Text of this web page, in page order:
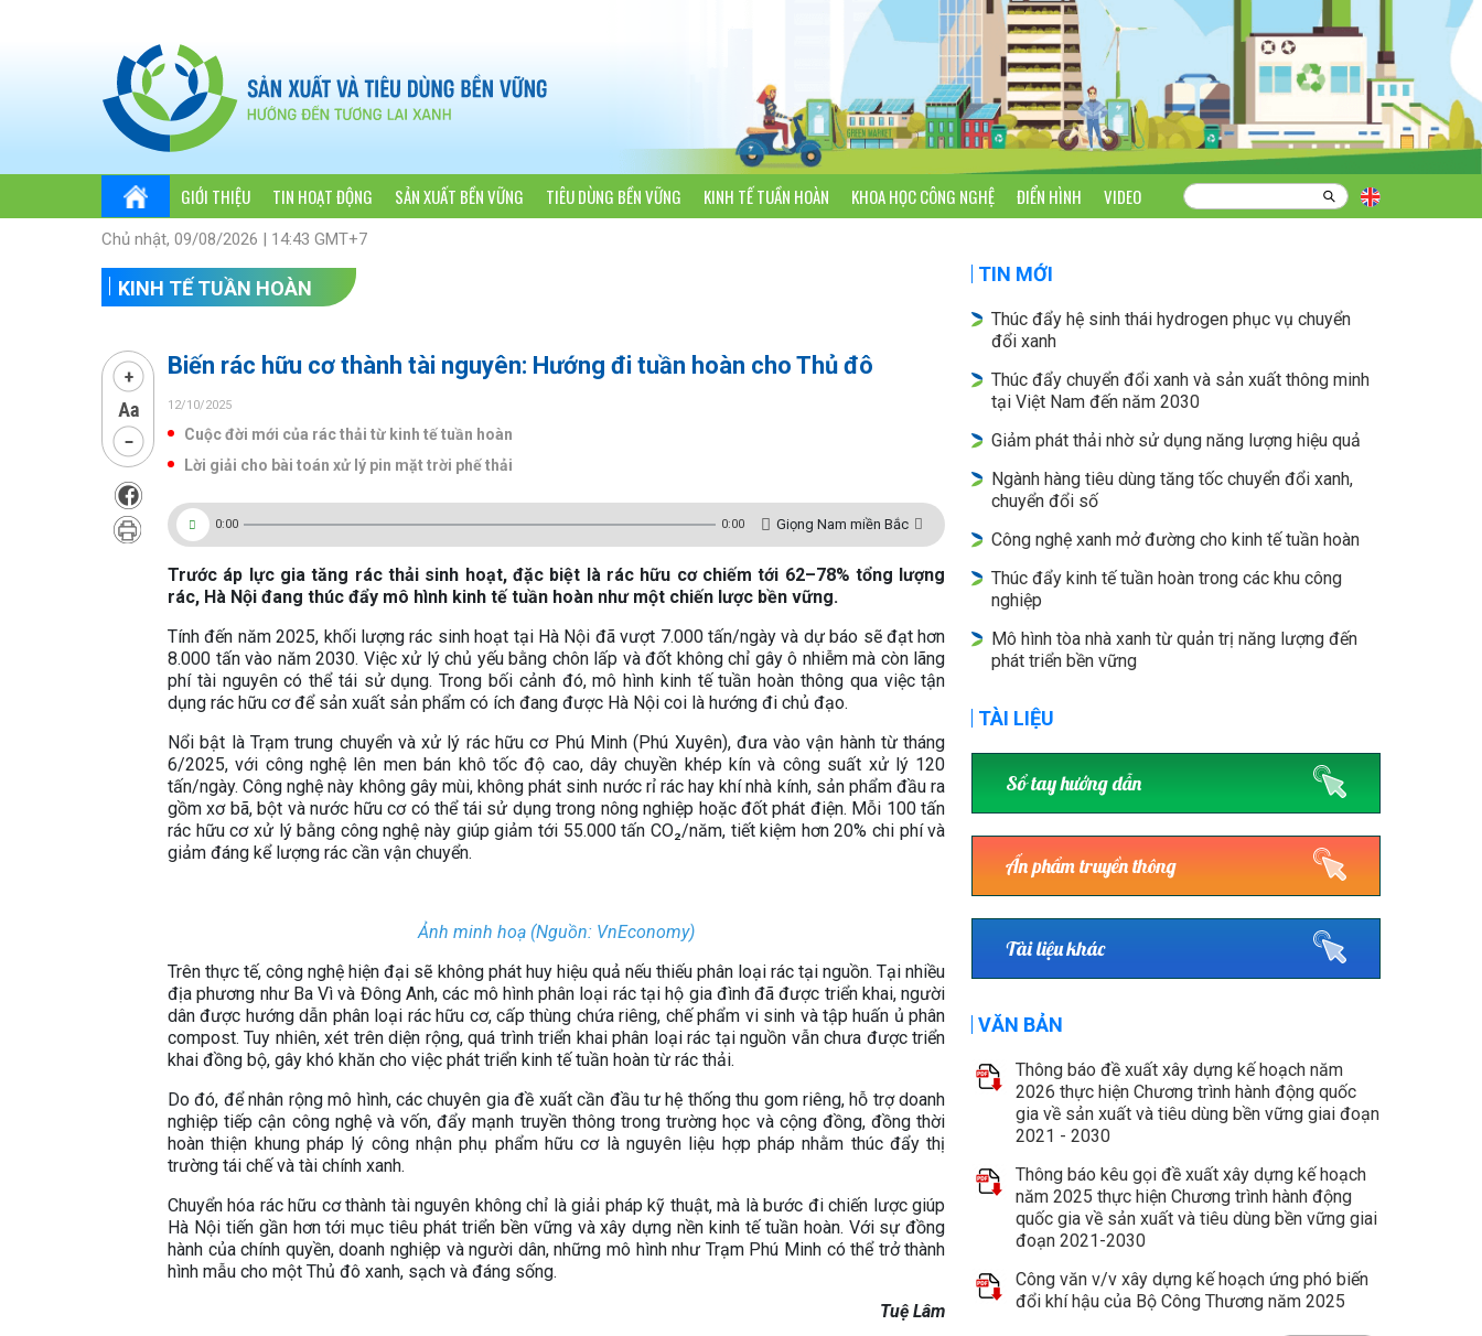
GIỚI THIỆU TIN HOẠT ĐỘNG SẢN XUẤT BỀN VỮNG TIÊU DÙNG BỀN VỮNG KINH TẾ TUẦN HOÀN KHOA HỌC CÔNG NGHỆ ĐIỂN HÌNH VIDEO
Chủ nhật, 09/08/2026 | 14:43 GMT+7
KINH TẾ TUẦN HOÀN
Biến rác hữu cơ thành tài nguyên: Hướng đi tuần hoàn cho Thủ đô
12/10/2025
Cuộc đời mới của rác thải từ kinh tế tuần hoàn
Lời giải cho bài toán xử lý pin mặt trời phế thải
0:00 0:00 Giọng Nam miền Bắc
Trước áp lực gia tăng rác thải sinh hoạt, đặc biệt là rác hữu cơ chiếm tới 62–78% tổng lượng
rác, Hà Nội đang thúc đẩy mô hình kinh tế tuần hoàn như một chiến lược bền vững.
Tính đến năm 2025, khối lượng rác sinh hoạt tại Hà Nội đã vượt 7.000 tấn/ngày và dự báo sẽ đạt hơn
8.000 tấn vào năm 2030. Việc xử lý chủ yếu bằng chôn lấp và đốt không chỉ gây ô nhiễm mà còn lãng
phí tài nguyên có thể tái sử dụng. Trong bối cảnh đó, mô hình kinh tế tuần hoàn thông qua việc tận
dụng rác hữu cơ để sản xuất sản phẩm có ích đang được Hà Nội coi là hướng đi chủ đạo.
Nổi bật là Trạm trung chuyển và xử lý rác hữu cơ Phú Minh (Phú Xuyên), đưa vào vận hành từ tháng
6/2025, với công nghệ lên men bán khô tốc độ cao, dây chuyền khép kín và công suất xử lý 120
tấn/ngày. Công nghệ này không gây mùi, không phát sinh nước rỉ rác hay khí nhà kính, sản phẩm đầu ra
gồm xơ bã, bột và nước hữu cơ có thể tái sử dụng trong nông nghiệp hoặc đốt phát điện. Mỗi 100 tấn
rác hữu cơ xử lý bằng công nghệ này giúp giảm tới 55.000 tấn CO₂/năm, tiết kiệm hơn 20% chi phí và
giảm đáng kể lượng rác cần vận chuyển.
Ảnh minh hoạ (Nguồn: VnEconomy)
Trên thực tế, công nghệ hiện đại sẽ không phát huy hiệu quả nếu thiếu phân loại rác tại nguồn. Tại nhiều
địa phương như Ba Vì và Đông Anh, các mô hình phân loại rác tại hộ gia đình đã được triển khai, người
dân được hướng dẫn phân loại rác hữu cơ, cấp thùng chứa riêng, chế phẩm vi sinh và tập huấn ủ phân
compost. Tuy nhiên, xét trên diện rộng, quá trình triển khai phân loại rác tại nguồn vẫn chưa được triển
khai đồng bộ, gây khó khăn cho việc phát triển kinh tế tuần hoàn từ rác thải.
Do đó, để nhân rộng mô hình, các chuyên gia đề xuất cần đầu tư hệ thống thu gom riêng, hỗ trợ doanh
nghiệp tiếp cận công nghệ và vốn, đẩy mạnh truyền thông trong trường học và cộng đồng, đồng thời
hoàn thiện khung pháp lý công nhận phụ phẩm hữu cơ là nguyên liệu hợp pháp nhằm thúc đẩy thị
trường tái chế và tài chính xanh.
Chuyển hóa rác hữu cơ thành tài nguyên không chỉ là giải pháp kỹ thuật, mà là bước đi chiến lược giúp
Hà Nội tiến gần hơn tới mục tiêu phát triển bền vững và xây dựng nền kinh tế tuần hoàn. Với sự đồng
hành của chính quyền, doanh nghiệp và người dân, những mô hình như Trạm Phú Minh có thể trở thành
hình mẫu cho một Thủ đô xanh, sạch và đáng sống.
Tuệ Lâm
TIN MỚI
Thúc đẩy hệ sinh thái hydrogen phục vụ chuyển
đổi xanh
Thúc đẩy chuyển đổi xanh và sản xuất thông minh
tại Việt Nam đến năm 2030
Giảm phát thải nhờ sử dụng năng lượng hiệu quả
Ngành hàng tiêu dùng tăng tốc chuyển đổi xanh,
chuyển đổi số
Công nghệ xanh mở đường cho kinh tế tuần hoàn
Thúc đẩy kinh tế tuần hoàn trong các khu công
nghiệp
Mô hình tòa nhà xanh từ quản trị năng lượng đến
phát triển bền vững
TÀI LIỆU
Sổ tay hướng dẫn
Ấn phẩm truyền thông
Tài liệu khác
VĂN BẢN
Thông báo đề xuất xây dựng kế hoạch năm
2026 thực hiện Chương trình hành động quốc
gia về sản xuất và tiêu dùng bền vững giai đoạn
2021 - 2030
Thông báo kêu gọi đề xuất xây dựng kế hoạch
năm 2025 thực hiện Chương trình hành động
quốc gia về sản xuất và tiêu dùng bền vững giai
đoạn 2021-2030
Công văn v/v xây dựng kế hoạch ứng phó biến
đổi khí hậu của Bộ Công Thương năm 2025